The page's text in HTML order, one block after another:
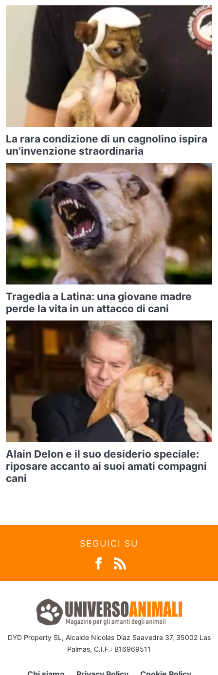
La rara condizione di un cagnolino ispira
un’invenzione straordinaria
Tragedia a Latina: una giovane madre
perde la vita in un attacco di cani
Alain Delon e il suo desiderio speciale:
riposare accanto ai suoi amati compagni
cani
SEGUICI SU
DYD Property SL, Alcalde Nicolas Diaz Saavedra 37, 35002 Las
Palmas, C.I.F.: B16969511